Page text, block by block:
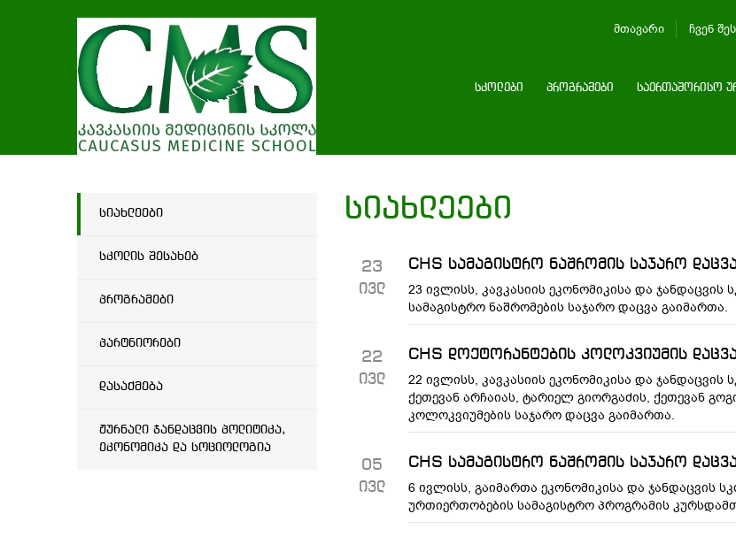
მთავარი ჩვენ
სკოლები პროგრამები საერთაშორისო
სიახლეები
სკოლის შესახებ
პროგრამები
პარტნიორები
დასაქმება
ჟურნალი ჯანდაცვის პოლიტიკა,
ეკონომიკა და სოციოლოგია
სიახლეები
23
ივლ
CHS სამაგისტრო ნაშრომის საჯარო
23 ივლისს, კავკასიის ეკონომიკისა და ჯანდაცვის
სამაგისტრო ნაშრომების საჯარო დაცვა გაიმართა.
22
ივლ
CHS დოქტორანტების კოლოკვიუმის
22 ივლისს, კავკასიის ეკონომიკისა და
ქეთევან არჩაიას, ტარიელ გიორგაძის, ქეთევან
კოლოკვიუმების საჯარო დაცვა გაიმართა.
05
ივლ
CHS სამაგისტრო ნაშრომის საჯარო
6 ივლისს, გაიმართა ეკონომიკისა და ჯანდაცვის
ურთიერთობების სამაგისტრო პროგრამის